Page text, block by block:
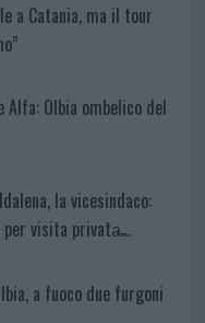
a Catania, ma il tour
Alfa: Olbia ombelico del
la vicesindaco:
per visita privata̶…
a fuoco due furgoni